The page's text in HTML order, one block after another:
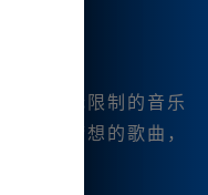
享受无限制的音乐
关于梦想的歌曲，
表！